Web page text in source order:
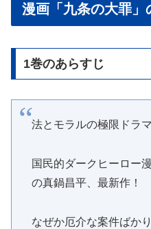
漫画「九条の大罪」
1巻のあらすじ
法とモラルの極限ドラ
国民的ダークヒーロー
の真鍋昌平、最新作！
なぜか厄介な案件ばか